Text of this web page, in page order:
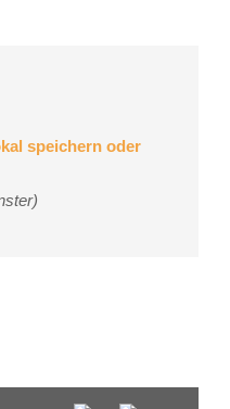
speichern oder